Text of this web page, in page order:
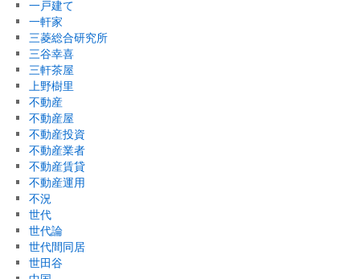
一戸建て
一軒家
三菱総合研究所
三谷幸喜
三軒茶屋
上野樹里
不動産
不動産屋
不動産投資
不動産業者
不動産賃貸
不動産運用
不況
世代
世代論
世代間同居
世田谷